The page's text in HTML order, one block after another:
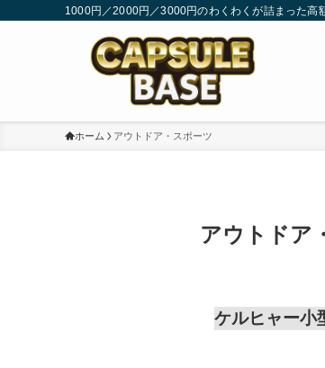
1000円／2000円／3000円のわくわくが詰まった高
ホーム アウトドア・スポーツ
アウトドア
ケルヒャー小